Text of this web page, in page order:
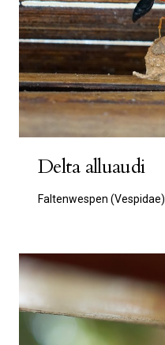
Delta alluaudi
Faltenwespen (Vespidae)